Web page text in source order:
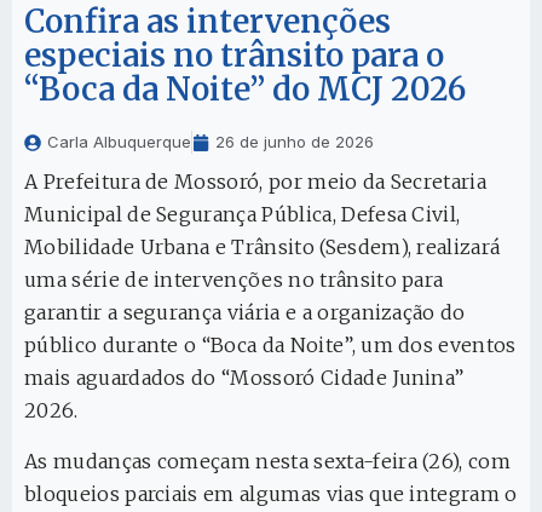
Confira as intervenções
especiais no trânsito para o
“Boca da Noite” do MCJ 2026
Carla Albuquerque 26 de junho de 2026
A Prefeitura de Mossoró, por meio da Secretaria
Municipal de Segurança Pública, Defesa Civil,
Mobilidade Urbana e Trânsito (Sesdem), realizará
uma série de intervenções no trânsito para
garantir a segurança viária e a organização do
público durante o “Boca da Noite”, um dos eventos
mais aguardados do “Mossoró Cidade Junina”
2026.
As mudanças começam nesta sexta-feira (26), com
bloqueios parciais em algumas vias que integram o